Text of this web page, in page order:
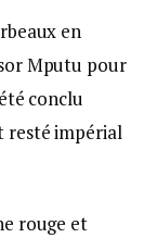
en
Mputu pour
conclu
resté impérial
rouge et